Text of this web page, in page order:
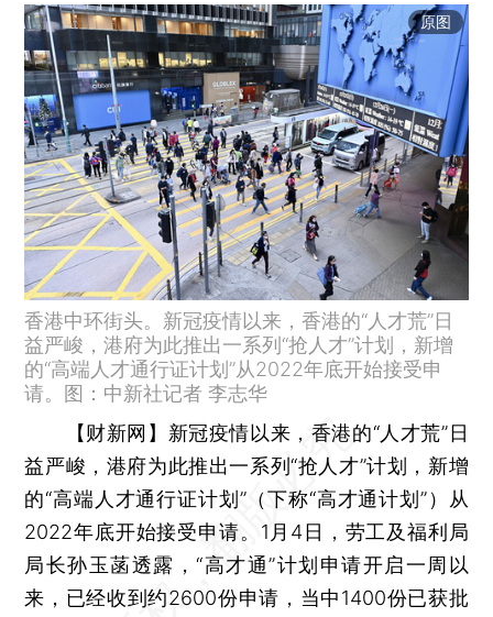
原图
香港中环街头。新冠疫情以来，香港的“人才荒”日
益严峻，港府为此推出一系列“抢人才”计划，新增
的“高端人才通行证计划”从2022年底开始接受申
请。图：中新社记者 李志华
【财新网】 新冠疫情以来，香港的“人才荒”日
益严峻，港府为此推出一系列“抢人才”计划，新增
的“高端人才通行证计划”（下称“高才通计划”）从
2022年底开始接受申请。1月4日，劳工及福利局
局长孙玉菡透露，“高才通”计划申请开启一周以
来，已经收到约2600份申请，当中1400份已获批